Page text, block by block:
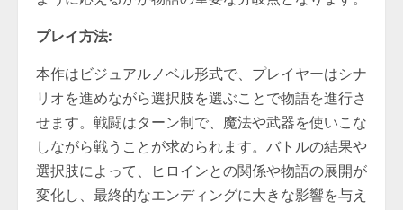
プレイ方法:
本作はビジュアルノベル形式で、プレイヤーはシナ
リオを進めながら選択肢を選ぶことで物語を進行さ
せます。戦闘はターン制で、魔法や武器を使いこな
しながら戦うことが求められます。バトルの結果や
選択肢によって、ヒロインとの関係や物語の展開が
変化し、最終的なエンディングに大きな影響を与え